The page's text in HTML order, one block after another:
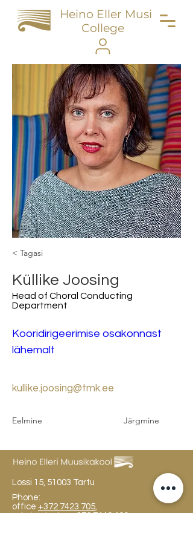
Heino Eller Music
College
< Tagasi
Küllike Joosing
Head of Choral Conducting
Department
Kooridirigeerimise osakonnast
lähemalt
kullike.joosing@tmk.ee
Eelmine Järgmine
Lossi 15, 51003 Tartu
Phone:
office +372 7423 705,
administrator+372 7442 400